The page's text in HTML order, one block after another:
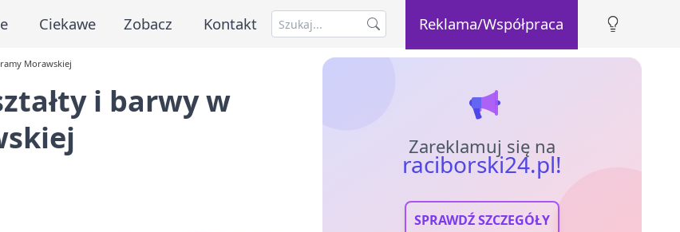
Ciekawe Zobacz Kontakt Reklama/Współpraca
Morawskiej
i barwy w
Zareklamuj się na
raciborski24.pl!
SPRAWDŹ SZCZEGÓŁY